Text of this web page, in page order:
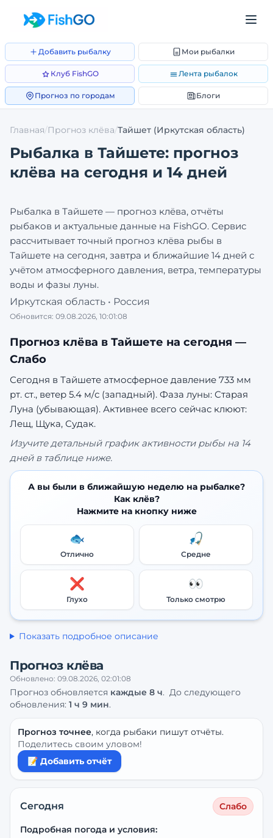
Добавить рыбалку Мои рыбалки
Клуб FishGO Лента рыбалок
Прогноз по городам Блоги
Главная/Прогноз клёва/Тайшет (Иркутская область)
Рыбалка в Тайшете: прогноз
клёва на сегодня и 14 дней
Рыбалка в Тайшете — прогноз клёва, отчёты
рыбаков и актуальные данные на FishGO. Сервис
рассчитывает точный прогноз клёва рыбы в
Тайшете на сегодня, завтра и ближайшие 14 дней с
учётом атмосферного давления, ветра, температуры
воды и фазы луны.
Иркутская область • Россия
Обновится: 09.08.2026, 10:01:08
Прогноз клёва в Тайшете на сегодня —
Слабо
Сегодня в Тайшете атмосферное давление 733 мм
рт. ст., ветер 5.4 м/с (западный). Фаза луны: Старая
Луна (убывающая). Активнее всего сейчас клюют:
Лещ, Щука, Судак.
Изучите детальный график активности рыбы на 14
дней в таблице ниже.
А вы были в ближайшую неделю на рыбалке?
Как клёв?
Нажмите на кнопку ниже
🐟
Отлично
🎣
Средне
❌
Глухо
👀
Только смотрю
Показать подробное описание
Прогноз клёва
Обновлено: 09.08.2026, 02:01:08
Прогноз обновляется каждые 8 ч. До следующего
обновления: 1 ч 9 мин.
Прогноз точнее, когда рыбаки пишут отчёты.
Поделитесь своим уловом!
📝 Добавить отчёт
Сегодня Слабо
Подробная погода и условия: